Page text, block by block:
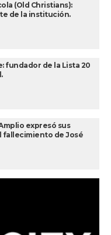
(Old Christians):
de la institución.
fundador de la Lista 20
expresó sus
fallecimiento de José